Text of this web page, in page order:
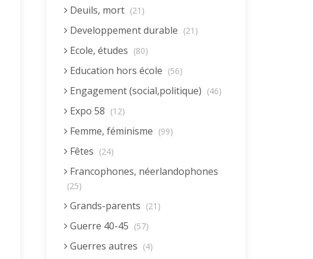
Deuils, mort (21)
Developpement durable (21)
Ecole, études (80)
Education hors école (56)
Engagement (social,politique) (46)
Expo 58 (12)
Femme, féminisme (99)
Fêtes (24)
Francophones, néerlandophones
(25)
Grands-parents (21)
Guerre 40-45 (57)
Guerres autres (4)